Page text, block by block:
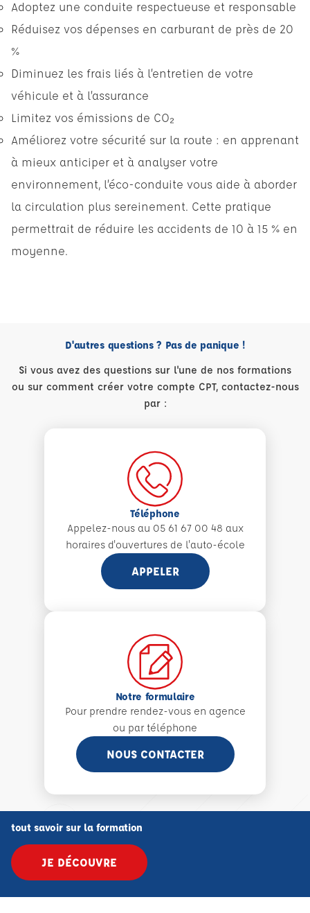
Adoptez une conduite respectueuse et responsable
Réduisez vos dépenses en carburant de près de 20
%
Diminuez les frais liés à l’entretien de votre
véhicule et à l’assurance
Limitez vos émissions de CO₂
Améliorez votre sécurité sur la route : en apprenant
à mieux anticiper et à analyser votre
environnement, l’éco-conduite vous aide à aborder
la circulation plus sereinement. Cette pratique
permettrait de réduire les accidents de 10 à 15 % en
moyenne.
D'autres questions ? Pas de panique !
Si vous avez des questions sur l'une de nos formations
ou sur comment créer votre compte CPT, contactez-nous
par :
Téléphone
Appelez-nous au 05 61 67 00 48 aux
horaires d'ouvertures de l'auto-école
APPELER
Notre formulaire
Pour prendre rendez-vous en agence
ou par téléphone
NOUS CONTACTER
tout savoir sur la formation
JE DÉCOUVRE